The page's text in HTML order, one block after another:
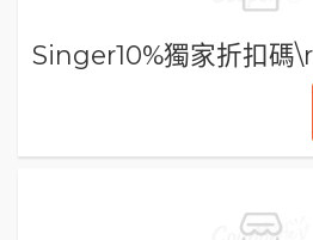
Singer10%獨家折扣碼\r